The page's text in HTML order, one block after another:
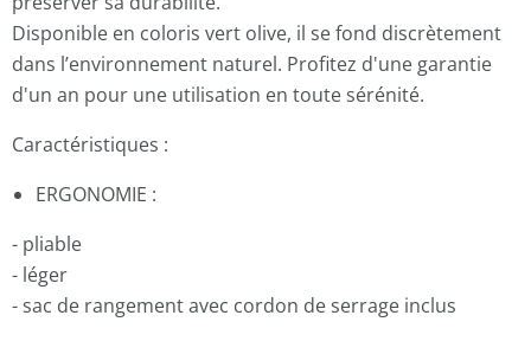
Disponible en coloris vert olive, il se fond discrètement
dans l’environnement naturel. Profitez d'une garantie
d'un an pour une utilisation en toute sérénité.
Caractéristiques :
ERGONOMIE :
- pliable
- léger
- sac de rangement avec cordon de serrage inclus